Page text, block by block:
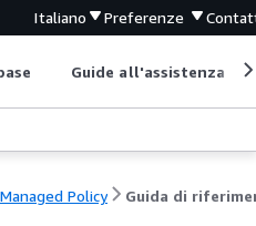
Italiano Preferenze
Guide all'assistenza
Policy